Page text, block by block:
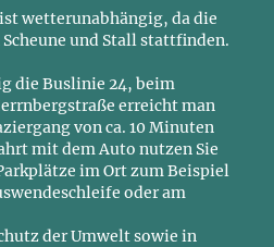
wetterunabhängig, da die
und Stall stattfinden.
die Buslinie 24, beim
erreicht man
von ca. 10 Minuten
mit dem Auto nutzen Sie
im Ort zum Beispiel
oder am
der Umwelt sowie in